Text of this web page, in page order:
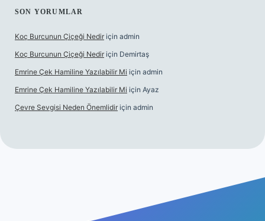
SON YORUMLAR
Koç Burcunun Çiçeği Nedir için admin
Koç Burcunun Çiçeği Nedir için Demirtaş
Emrine Çek Hamiline Yazılabilir Mi için admin
Emrine Çek Hamiline Yazılabilir Mi için Ayaz
Çevre Sevgisi Neden Önemlidir için admin